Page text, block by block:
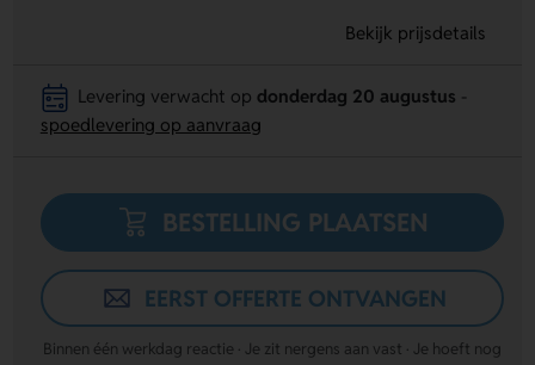
Bekijk prijsdetails
Levering verwacht op donderdag 20 augustus
spoedlevering op aanvraag
BESTELLING PLAATSEN
EERST OFFERTE ONTVANGEN
Binnen één werkdag reactie · Je zit nergens aan vast · Je hoeft nog